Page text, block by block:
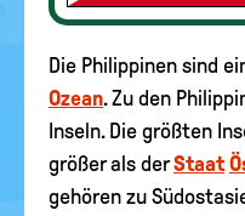
Die Philippinen sind
Ozean. Zu den
Inseln. Die größten
größer als derStaat
gehören zu